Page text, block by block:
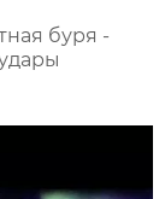
буря -